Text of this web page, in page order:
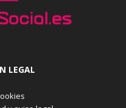
LEGAL